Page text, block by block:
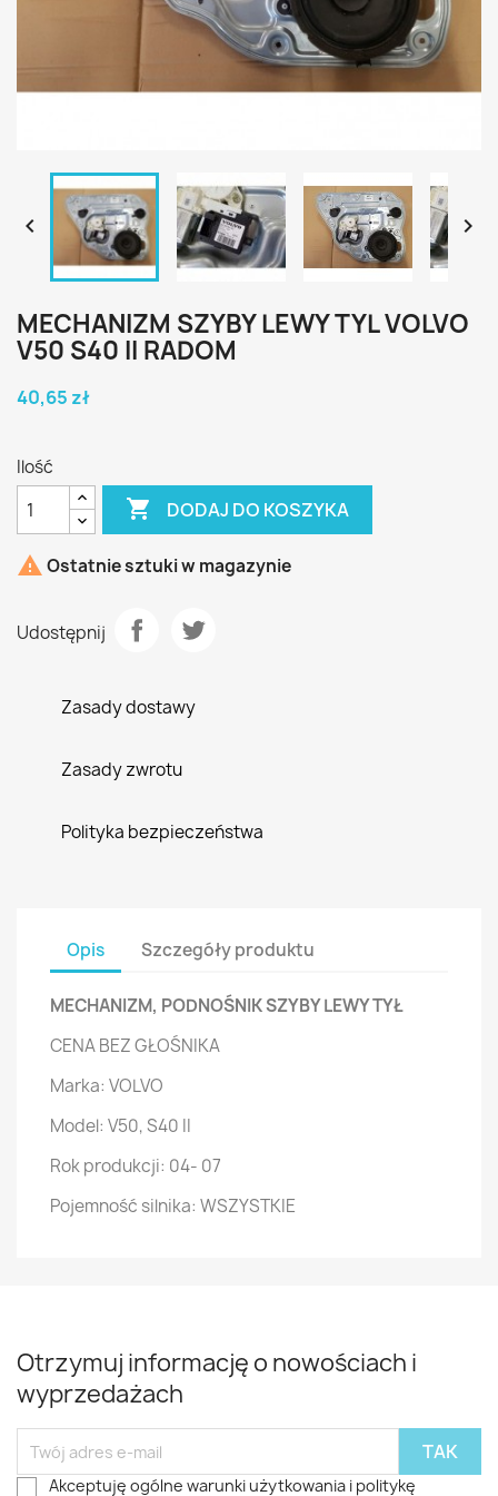
 
MECHANIZM SZYBY LEWY TYL VOLVO
V50 S40 II RADOM
40,65 zł
Ilość
 DODAJ DO KOSZYKA
 Ostatnie sztuki w magazynie
Udostępnij
Zasady dostawy
Zasady zwrotu
Polityka bezpieczeństwa
Opis Szczegóły produktu
MECHANIZM, PODNOŚNIK SZYBY LEWY TYŁ
CENA BEZ GŁOŚNIKA
Marka: VOLVO
Model: V50, S40 II
Rok produkcji: 04- 07
Pojemność silnika: WSZYSTKIE
Otrzymuj informację o nowościach i
wyprzedażach
Akceptuję ogólne warunki użytkowania i politykę